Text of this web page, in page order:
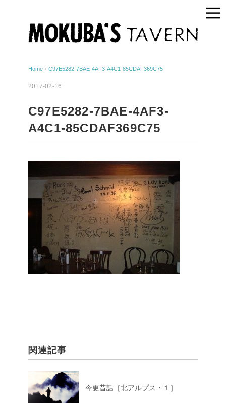
Home › C97E5282-7BAE-4AF3-A4C1-85CDAF369C75
2017-02-16
C97E5282-7BAE-4AF3-
A4C1-85CDAF369C75
関連記事
今更昔話［北アルプス・１］